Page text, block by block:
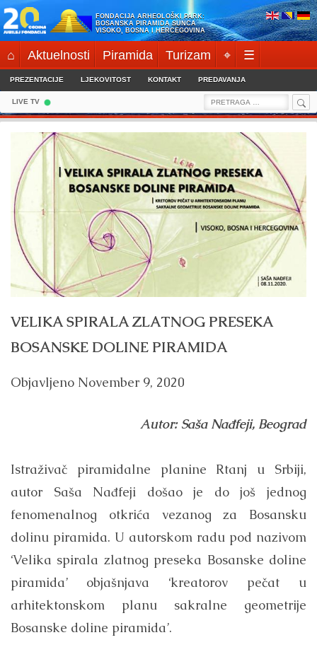
Skip
to
content
FONDACIJA ARHEOLOŠKI PARK:
BOSANSKA PIRAMIDA SUNCA
VISOKO, BOSNA I HERCEGOVINA
⌂ Aktuelnosti Piramida Turizam ⌖ ☰
PREZENTACIJE LJEKOVITOST KONTAKT PREDAVANJA
LIVE TV
Search
for:
VELIKA SPIRALA ZLATNOG PRESEKA
BOSANSKE DOLINE PIRAMIDA
Objavljeno November 9, 2020
Autor: Saša Nađfeji, Beograd
Istraživač piramidalne planine Rtanj u Srbiji,
autor Saša Nađfeji došao je do još jednog
fenomenalnog otkrića vezanog za Bosansku
dolinu piramida. U autorskom radu pod nazivom
‘Velika spirala zlatnog preseka Bosanske doline
piramida’ objašnjava ‘kreatorov pečat u
arhitektonskom planu sakralne geometrije
Bosanske doline piramida’.